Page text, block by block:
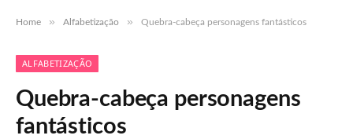
Home » Alfabetização » Quebra-cabeça personagens fantásticos
ALFABETIZAÇÃO
Quebra-cabeça personagens
fantásticos